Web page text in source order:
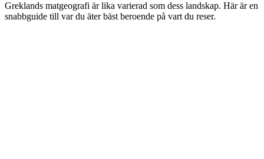
Greklands matgeografi är lika varierad som dess landskap. Här är en
snabbguide till var du äter bäst beroende på vart du reser.